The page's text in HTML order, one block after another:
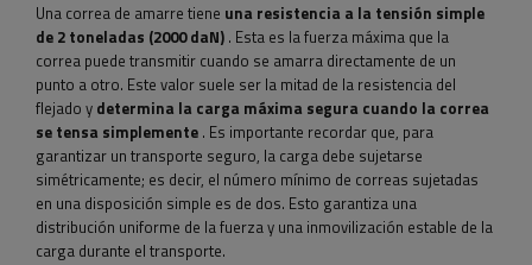
Una correa de amarre tiene una resistencia a la tensión simple
de 2 toneladas (2000 daN) . Esta es la fuerza máxima que la
correa puede transmitir cuando se amarra directamente de un
punto a otro. Este valor suele ser la mitad de la resistencia del
flejado y determina la carga máxima segura cuando la correa
se tensa simplemente . Es importante recordar que, para
garantizar un transporte seguro, la carga debe sujetarse
simétricamente; es decir, el número mínimo de correas sujetadas
en una disposición simple es de dos. Esto garantiza una
distribución uniforme de la fuerza y ​​una inmovilización estable de la
carga durante el transporte.